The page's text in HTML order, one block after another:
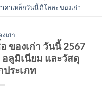
คาเหล็กวันนี้ กิโลละ ของเก่า
เก่า
ของเก่า วันนี้ 2567
ลูมิเนียม และวัสดุ
ประเภท